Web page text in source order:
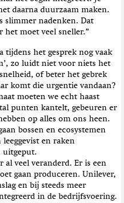
daarna duurzaam maken.
slimmer nadenken. Dat
het moet veel sneller.”
tijdens het gesprek nog vaak
zo luidt niet voor niets het
of beter het gebrek
komt die urgentie vandaan?
moeten we echt haast
punten kantelt, gebeuren er
op alles om ons heen.
bossen en ecosystemen
en raken
uitgeput.
al veel veranderd. Er is een
gaan produceren. Unilever,
en bij steeds meer
in de bedrijfsvoering.